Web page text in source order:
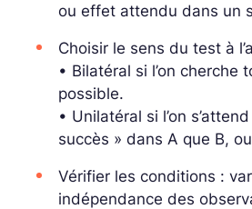
ou effet attendu dans un
Choisir le sens du test à
• Bilatéral si l’on cherche
possible.
• Unilatéral si l’on
succès » dans A que B, ou
Vérifier les conditions :
indépendance des